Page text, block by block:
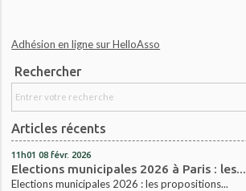
Adhésion en ligne sur HelloAsso
Rechercher
Articles récents
11h01 08 févr. 2026
Elections municipales 2026 à Paris : les...
Elections municipales 2026 : les propositions...